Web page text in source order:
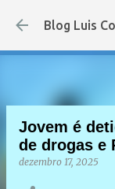
Blog Luis
Jovem é
de drogas e
dezembro 17, 2025